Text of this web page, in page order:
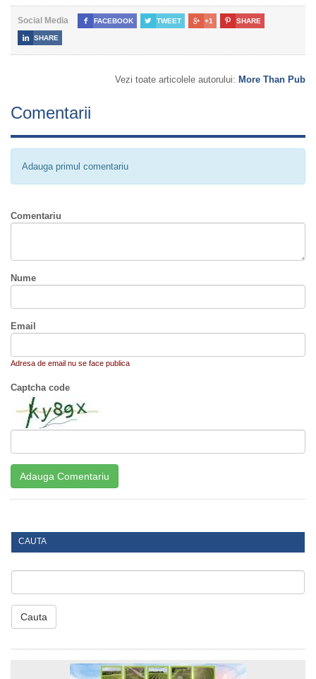
Social Media  FACEBOOK  TWEET  +1  SHARE
 SHARE
Vezi toate articolele autorului: More Than Pub
Comentarii
Adauga primul comentariu
Comentariu
Nume
Email
Adresa de email nu se face publica
Captcha code
CAUTA
Cauta